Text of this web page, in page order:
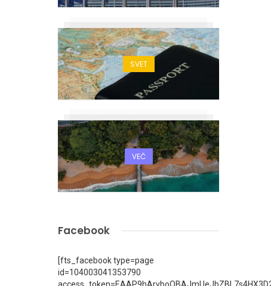
SVET
VEČ
Facebook
[fts_facebook type=page
id=104003041353790